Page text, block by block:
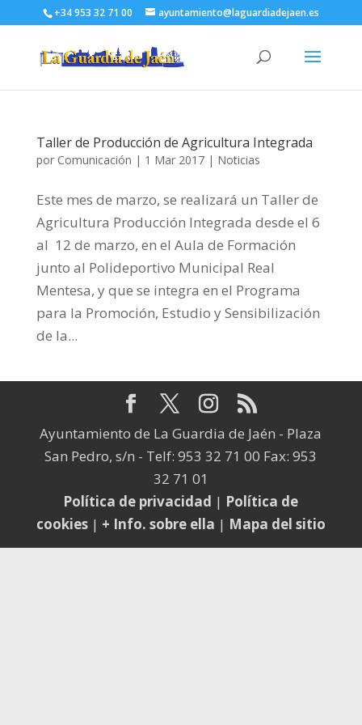
+34 953 32 71 00 ayuntamiento@laguardiadejaen.es
Taller de Producción de Agricultura Integrada
por Comunicación | 1 Mar 2017| Noticias
Este mes de marzo, se realizará un Taller de
Agricultura Producción Integrada desde el 6
al 12 de marzo, en el Aula de Formación
junto al Polideportivo Municipal Real
Mentesa, y que se integra en el Programa
para la Promoción, Estudio y Sensibilización
de la...
Ayuntamiento de La Guardia de Jaén - Plaza
San Pedro, s/n - Telf: 953 32 71 00 Fax: 953
32 71 01
Política de privacidad | Política de
cookies| + Info. sobre ella | Mapa del sitio